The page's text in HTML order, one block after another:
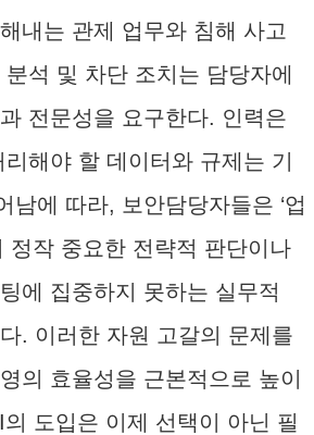
내는 관제 업무와 침해 사고
석 및 차단 조치는 담당자에
전문성을 요구한다. 인력은
해야 할 데이터와 규제는 기
남에 따라, 보안담당자들은 ‘업
정작 중요한 전략적 판단이나
에 집중하지 못하는 실무적
. 이러한 자원 고갈의 문제를
의 효율성을 근본적으로 높이
도입은 이제 선택이 아닌 필